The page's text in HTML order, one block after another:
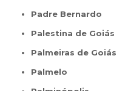
Padre Bernardo
Palestina de Goiás
Palmeiras de Goiás
Palmelo